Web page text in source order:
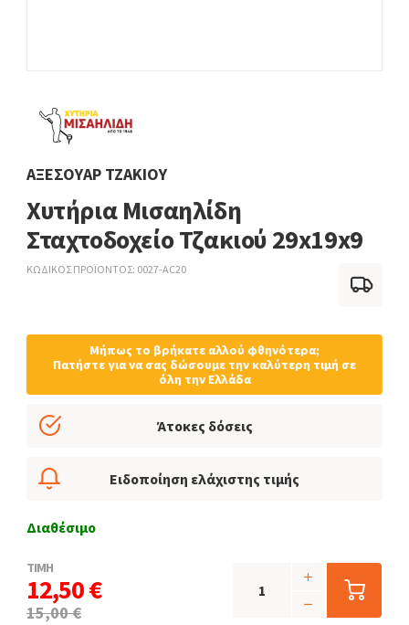
ΑΞΕΣΟΥΆΡ ΤΖΑΚΙΟΎ
Χυτήρια Μισαηλίδη
Σταχτοδοχείο Τζακιού 29x19x9
ΚΩΔΙΚΟΣ ΠΡΟΪΟΝΤΟΣ 0027-AC20
ΤΙΜΗ
12,50 €
15,00 €
Μήπως το βρήκατε αλλού φθηνότερα;
Πατήστε για να σας δώσουμε την καλύτερη τιμή σε
όλη την Ελλάδα
Άτοκες δόσεις
Ειδοποίηση ελάχιστης τιμής
Διαθέσιμο